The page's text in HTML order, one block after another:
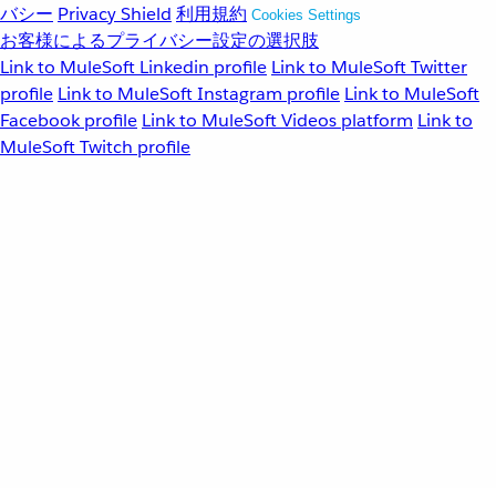
バシー Privacy Shield 利用規約 Cookies Settings
お客様によるプライバシー設定の選択肢
Link to MuleSoft Linkedin profile Link to MuleSoft Twitter
profile Link to MuleSoft Instagram profile Link to MuleSoft
Facebook profile Link to MuleSoft Videos platform Link to
MuleSoft Twitch profile